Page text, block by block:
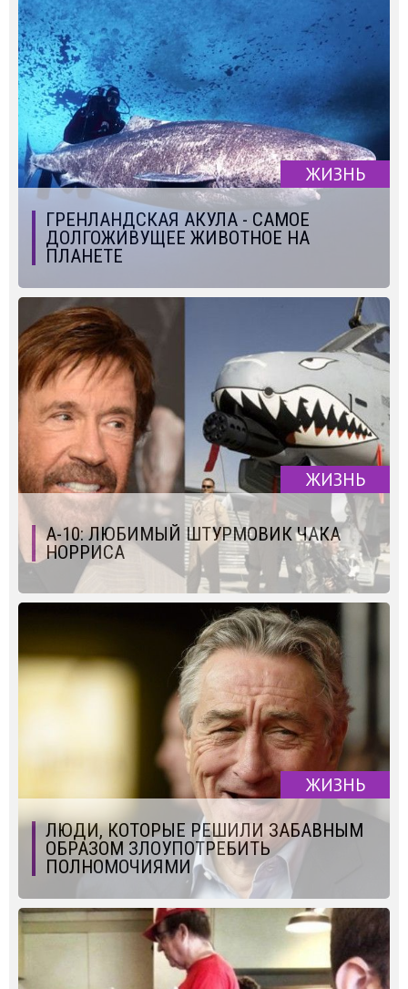
ЖИЗНЬ
ГРЕНЛАНДСКАЯ АКУЛА - САМОЕ
ДОЛГОЖИВУЩЕЕ ЖИВОТНОЕ НА
ПЛАНЕТЕ
ЖИЗНЬ
А-10: ЛЮБИМЫЙ ШТУРМОВИК ЧАКА
НОРРИСА
ЖИЗНЬ
ЛЮДИ, КОТОРЫЕ РЕШИЛИ ЗАБАВНЫМ
ОБРАЗОМ ЗЛОУПОТРЕБИТЬ
ПОЛНОМОЧИЯМИ